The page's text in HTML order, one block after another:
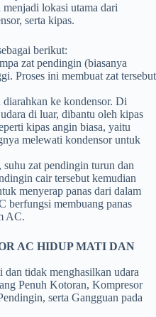
lokasi utama dari
serta kipas.
berikut:
zat pendingin (biasanya
Proses ini membuat zat tersebut
ke kondensor. Di
di luar, dibantu oleh kipas
kipas angin biasa, yaitu
melewati kondensor untuk
suhu zat pendingin turun dan
cair tersebut kemudian
menyerap panas dari dalam
berfungsi membuang panas
AC.
AC HIDUP MATI DAN
tidak menghasilkan udara
Penuh Kotoran, Kompresor
serta Gangguan pada